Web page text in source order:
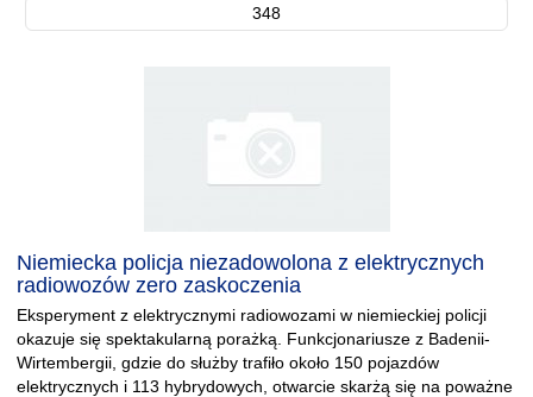
348
Niemiecka policja niezadowolona z elektrycznych
radiowozów zero zaskoczenia
Eksperyment z elektrycznymi radiowozami w niemieckiej policji
okazuje się spektakularną porażką. Funkcjonariusze z Badenii-
Wirtembergii, gdzie do służby trafiło około 150 pojazdów
elektrycznych i 113 hybrydowych, otwarcie skarżą się na poważne